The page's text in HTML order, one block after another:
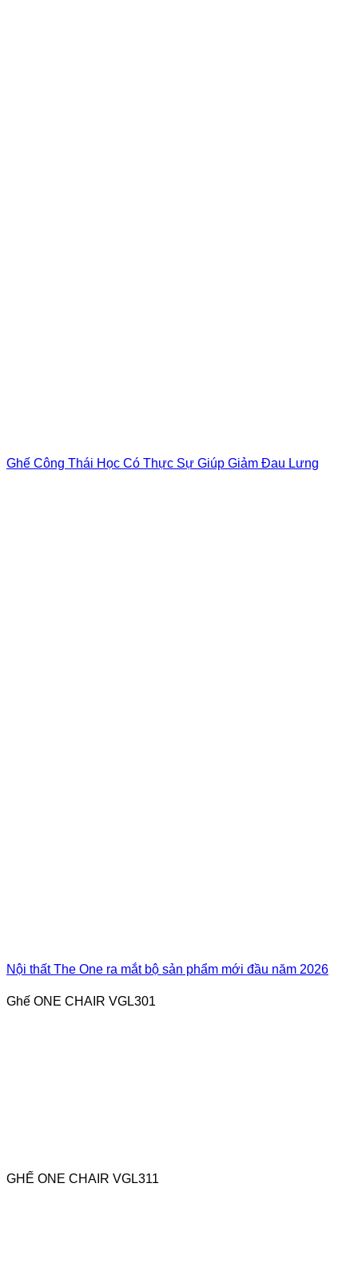
Ghế Công Thái Học Có Thực Sự Giúp Giảm Đau Lưng
Nội thất The One ra mắt bộ sản phẩm mới đầu năm 2026
Ghế ONE CHAIR VGL301
GHẾ ONE CHAIR VGL311